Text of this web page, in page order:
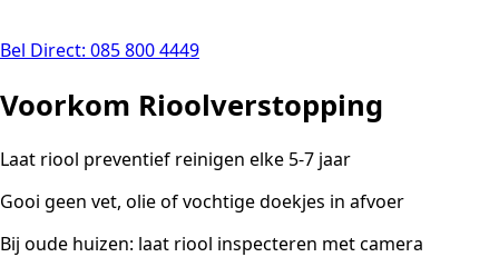
Bel Direct: 085 800 4449
Voorkom Rioolverstopping
Laat riool preventief reinigen elke 5-7 jaar
Gooi geen vet, olie of vochtige doekjes in afvoer
Bij oude huizen: laat riool inspecteren met camera